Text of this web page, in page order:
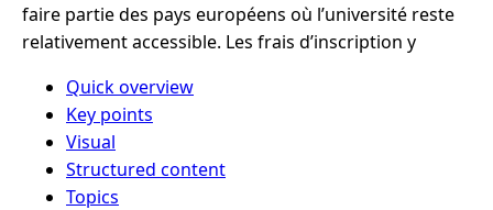
faire partie des pays européens où l’université reste
relativement accessible. Les frais d’inscription y
Quick overview
Key points
Visual
Structured content
Topics